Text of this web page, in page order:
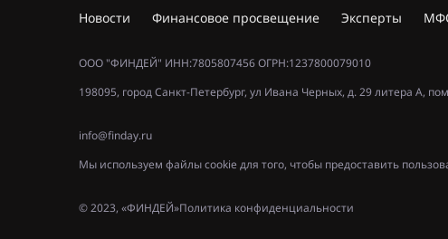
Новости Финансовое просвещение Эксперты
ООО "ФИНДЕЙ" ИНН:7805807456 ОГРН:1237800079010
198095, город Санкт-Петербург, ул Ивана Черных, д. 29 литера А,
info@finday.ru
Мы используем файлы cookie для того, чтобы предоставить
Политика конфиденциальности
© 2023, «ФИНДЕЙ»